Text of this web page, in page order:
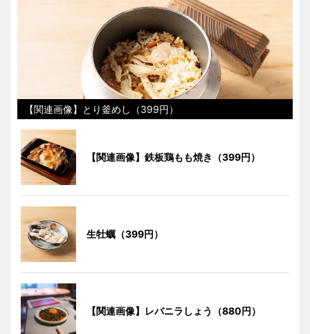
【関連画像】とり釜めし（399円）
【関連画像】鉄板鶏もも焼き（399円）
生牡蠣（399円）
【関連画像】レバニラしょう（880円）